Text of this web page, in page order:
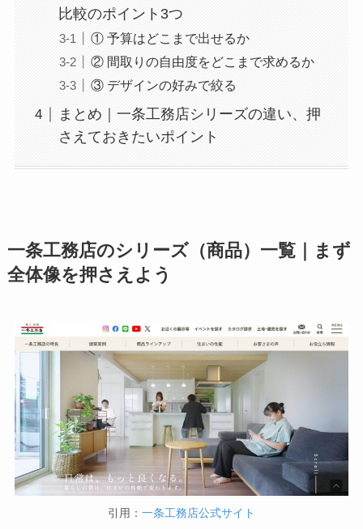
比較のポイント3つ
① 予算はどこまで出せるか
② 間取りの自由度をどこまで求めるか
③ デザインの好みで絞る
まとめ｜一条工務店シリーズの違い、押
さえておきたいポイント
一条工務店のシリーズ（商品）一覧｜まず
全体像を押さえよう
引用： 一条工務店公式サイト